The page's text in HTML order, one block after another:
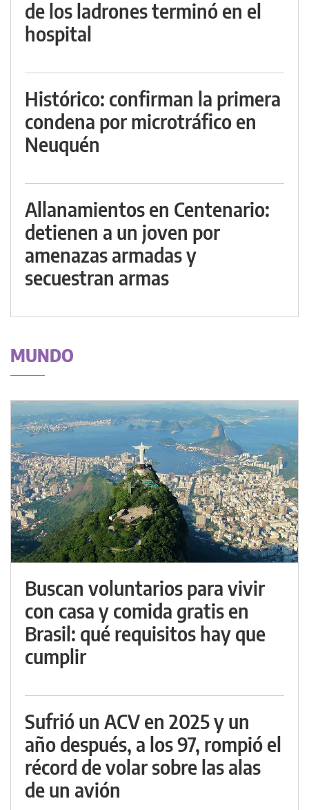
de los ladrones terminó en el
hospital
Histórico: confirman la primera
condena por microtráfico en
Neuquén
Allanamientos en Centenario:
detienen a un joven por
amenazas armadas y
secuestran armas
MUNDO
Buscan voluntarios para vivir
con casa y comida gratis en
Brasil: qué requisitos hay que
cumplir
Sufrió un ACV en 2025 y un
año después, a los 97, rompió el
récord de volar sobre las alas
de un avión